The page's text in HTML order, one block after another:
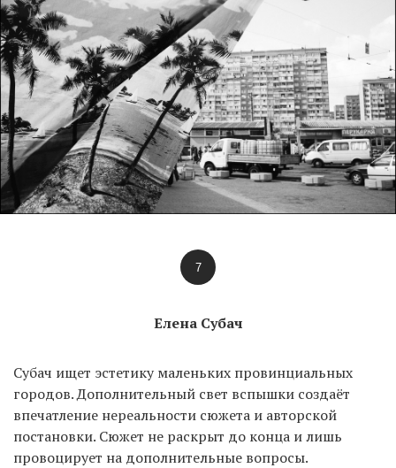
7
Елена Субач
Субач ищет эстетику маленьких провинциальных
городов. Дополнительный свет вспышки создаёт
впечатление нереальности сюжета и авторской
постановки. Сюжет не раскрыт до конца и лишь
провоцирует на дополнительные вопросы.